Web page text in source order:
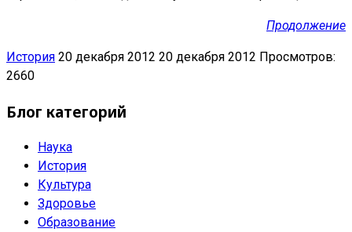
Продолжение
История 20 декабря 2012 20 декабря 2012 Просмотров:
2660
Блог категорий
Наука
История
Культура
Здоровье
Образование